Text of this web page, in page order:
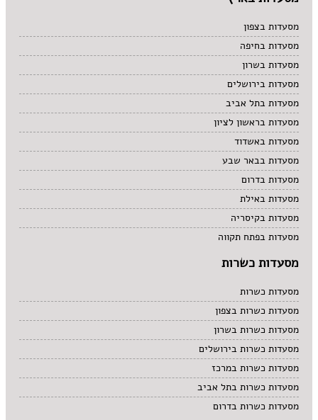
מסעדות בצפון
מסעדות בחיפה
מסעדות בשרון
מסעדות בירושלים
מסעדות בתל אביב
מסעדות בראשון לציון
מסעדות באשדוד
מסעדות בבאר שבע
מסעדות בדרום
מסעדות באילת
מסעדות בקיסריה
מסעדות בפתח תקווה
מסעדות כשרות
מסעדות כשרות
מסעדות כשרות בצפון
מסעדות כשרות בשרון
מסעדות כשרות בירושלים
מסעדות כשרות במרכז
מסעדות כשרות בתל אביב
מסעדות כשרות בדרום